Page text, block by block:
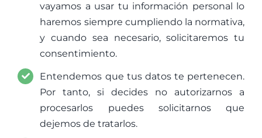
vayamos a usar tu información personal lo
haremos siempre cumpliendo la normativa,
y cuando sea necesario, solicitaremos tu
consentimiento.
Entendemos que tus datos te pertenecen.
Por tanto, si decides no autorizarnos a
procesarlos puedes solicitarnos que
dejemos de tratarlos.